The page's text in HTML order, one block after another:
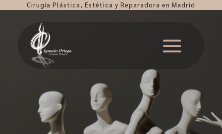
Cirugía Plástica, Estética y Reparadora en Madrid